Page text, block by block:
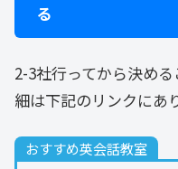
る
2-3社行ってから決め
細は下記のリンクにあ
おすすめ英会話教室